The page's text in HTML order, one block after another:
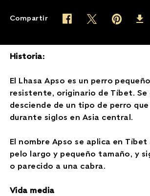
Compartir Facebook (opens in new
Twitter (opens in
Pinterest
Historia:
El Lhasa Apso es un perro
resistente, originario de Tíbet. Se
desciende de un tipo de perro
durante siglos en Asia central.
El nombre Apso se aplica en
pelo largo y pequeño tamaño, y
o parecido a una cabra.
Vida media